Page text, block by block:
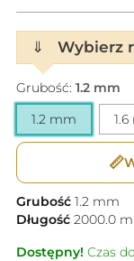
⇓ Wybierz
Grubość: 1.2 mm
1.2 mm
📏
Grubość 1.2 mm
Długość 2000.0
Dostępny! Czas